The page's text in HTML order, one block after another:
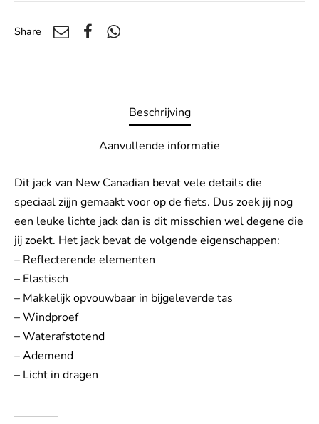
Share
Beschrijving
Aanvullende informatie
Dit jack van New Canadian bevat vele details die
speciaal zijjn gemaakt voor op de fiets. Dus zoek jij nog
een leuke lichte jack dan is dit misschien wel degene die
jij zoekt. Het jack bevat de volgende eigenschappen:
– Reflecterende elementen
– Elastisch
– Makkelijk opvouwbaar in bijgeleverde tas
– Windproef
– Waterafstotend
– Ademend
– Licht in dragen